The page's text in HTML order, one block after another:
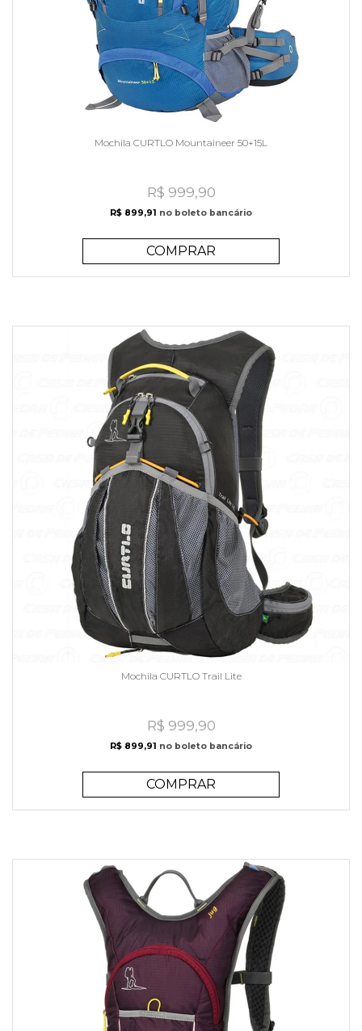
Mochila CURTLO Mountaineer 50+15L
R$ 999,90
R$ 899,91 no boleto bancário
COMPRAR
Mochila CURTLO Trail Lite
R$ 999,90
R$ 899,91 no boleto bancário
COMPRAR